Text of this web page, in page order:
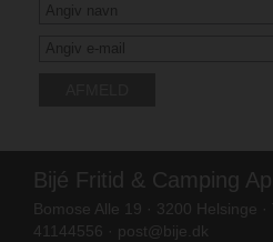
Bijé Fritid & Camping
Bomose Alle 19 · 3200 Helsinge ·
41144556 · post@bije.dk